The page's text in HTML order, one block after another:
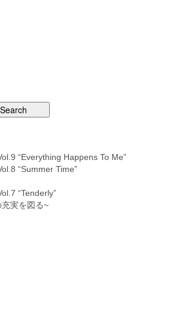
“Everything Happens To Me”
“Summer Time”
“Tenderly”
実を図る~